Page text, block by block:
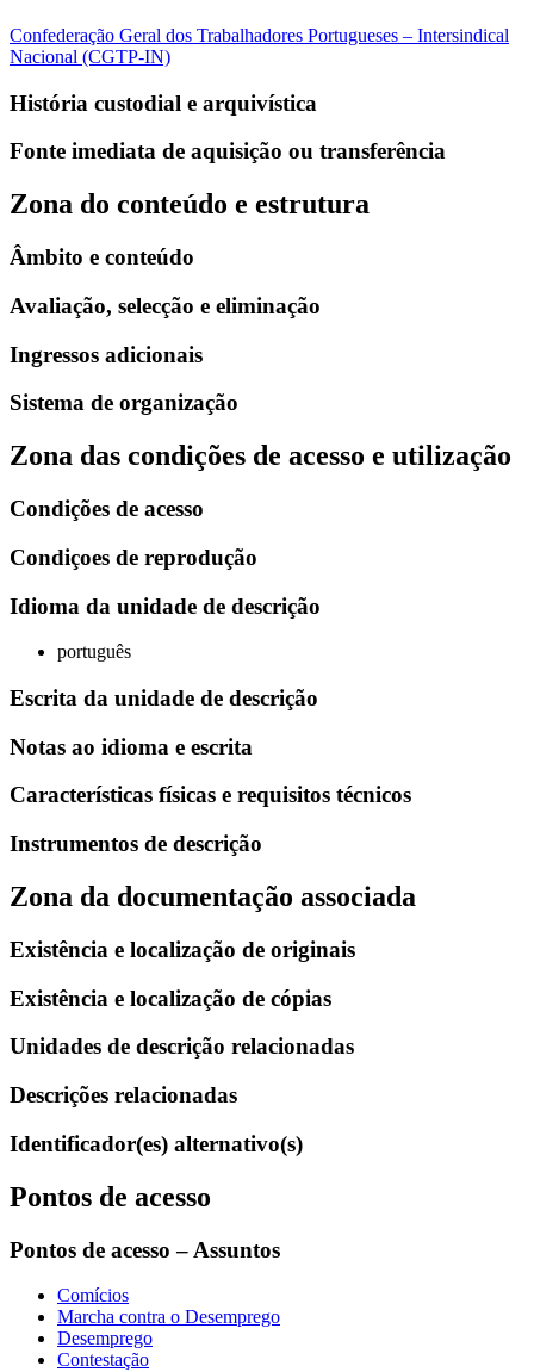
Confederação Geral dos Trabalhadores Portugueses – Intersindical
Nacional (CGTP-IN)
História custodial e arquivística
Fonte imediata de aquisição ou transferência
Zona do conteúdo e estrutura
Âmbito e conteúdo
Avaliação, selecção e eliminação
Ingressos adicionais
Sistema de organização
Zona das condições de acesso e utilização
Condições de acesso
Condiçoes de reprodução
Idioma da unidade de descrição
português
Escrita da unidade de descrição
Notas ao idioma e escrita
Características físicas e requisitos técnicos
Instrumentos de descrição
Zona da documentação associada
Existência e localização de originais
Existência e localização de cópias
Unidades de descrição relacionadas
Descrições relacionadas
Identificador(es) alternativo(s)
Pontos de acesso
Pontos de acesso – Assuntos
Comícios
Marcha contra o Desemprego
Desemprego
Contestação